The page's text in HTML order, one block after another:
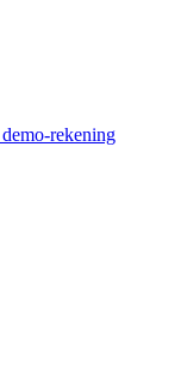
rekening